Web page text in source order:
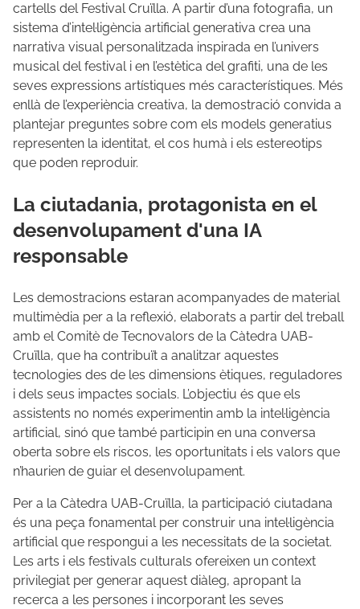
cartells del Festival Cruïlla. A partir d’una fotografia, un
sistema d’intel·ligència artificial generativa crea una
narrativa visual personalitzada inspirada en l’univers
musical del festival i en l’estètica del grafiti, una de les
seves expressions artístiques més característiques. Més
enllà de l’experiència creativa, la demostració convida a
plantejar preguntes sobre com els models generatius
representen la identitat, el cos humà i els estereotips
que poden reproduir.
La ciutadania, protagonista en el
desenvolupament d'una IA
responsable
Les demostracions estaran acompanyades de material
multimèdia per a la reflexió, elaborats a partir del treball
amb el Comitè de Tecnovalors de la Càtedra UAB-
Cruïlla, que ha contribuït a analitzar aquestes
tecnologies des de les dimensions ètiques, reguladores
i dels seus impactes socials. L’objectiu és que els
assistents no només experimentin amb la intel·ligència
artificial, sinó que també participin en una conversa
oberta sobre els riscos, les oportunitats i els valors que
n’haurien de guiar el desenvolupament.
Per a la Càtedra UAB-Cruïlla, la participació ciutadana
és una peça fonamental per construir una intel·ligència
artificial que respongui a les necessitats de la societat.
Les arts i els festivals culturals ofereixen un context
privilegiat per generar aquest diàleg, apropant la
recerca a les persones i incorporant les seves